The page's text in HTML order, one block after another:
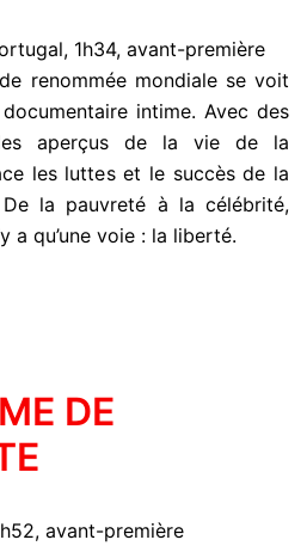
1h34, avant-première
renommée mondiale se voit
intime. Avec des
aperçus de la vie de la
les luttes et le succès de la
De la pauvreté à la célébrité,
a qu’une voie : la liberté.
DE
avant-première